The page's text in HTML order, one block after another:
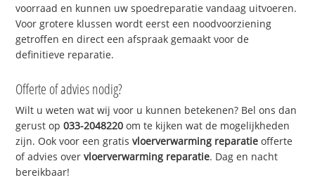
voorraad en kunnen uw spoedreparatie vandaag uitvoeren.
Voor grotere klussen wordt eerst een noodvoorziening
getroffen en direct een afspraak gemaakt voor de
definitieve reparatie.
Offerte of advies nodig?
Wilt u weten wat wij voor u kunnen betekenen? Bel ons dan
gerust op033-2048220 om te kijken wat de mogelijkheden
zijn. Ook voor een gratisvloerverwarming reparatie offerte
of advies overvloerverwarming reparatie. Dag en nacht
bereikbaar!